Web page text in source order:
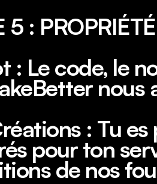
5 :
: Le code, le
nous
: Tu
pour ton
de nos